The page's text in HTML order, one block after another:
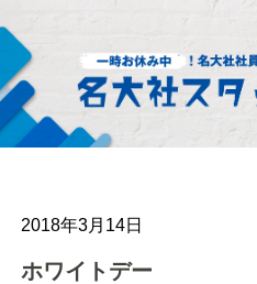
2018年3月14日
ホワイトデー